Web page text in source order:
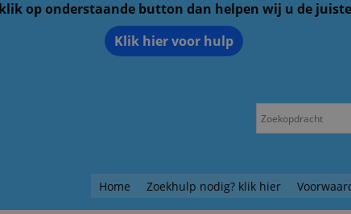
op onderstaande button dan helpen wij u de
Klik hier voor hulp
Home Zoekhulp nodig? klik hier